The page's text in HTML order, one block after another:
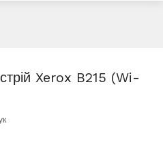
Xerox B215 (Wi-